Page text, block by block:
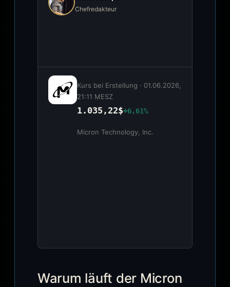
Chefredakteur
Kurs bei Erstellung · 01.06.2026,
21:11 MESZ
1.035,22$+6,61%
Micron Technology, Inc.
Warum läuft der Micron